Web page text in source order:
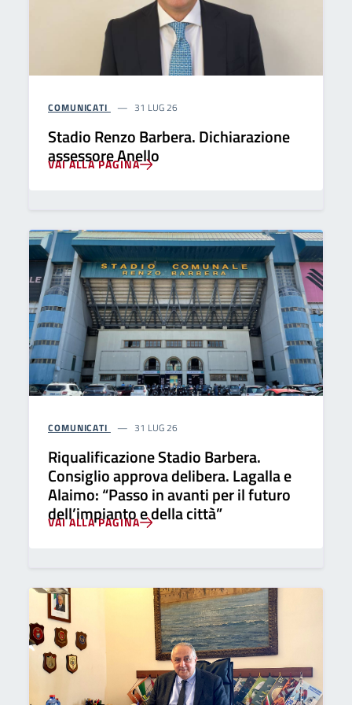
COMUNICATI 31 LUG 26
Stadio Renzo Barbera. Dichiarazione
assessore Anello
VAI ALLA PAGINA
COMUNICATI 31 LUG 26
Riqualificazione Stadio Barbera.
Consiglio approva delibera. Lagalla e
Alaimo: “Passo in avanti per il futuro
dell’impianto e della città”
VAI ALLA PAGINA